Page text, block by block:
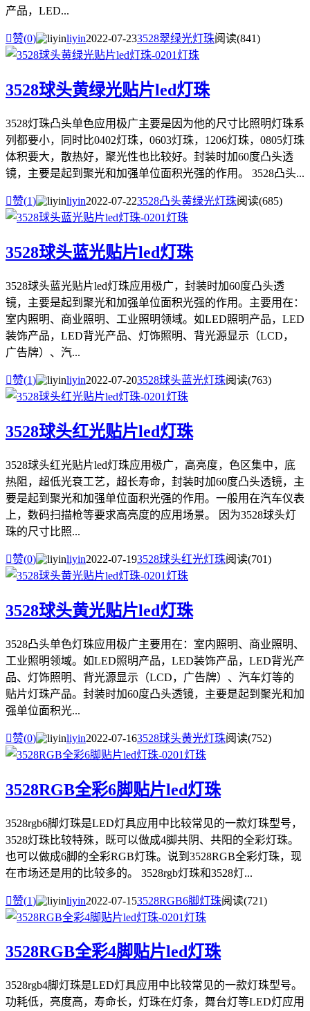
产品，LED...
赞(0) liyin2022-07-233528翠绿光灯珠阅读(841)
3528球头黄绿光贴片led灯珠
3528灯珠凸头单色应用极广主要是因为他的尺寸比照明灯珠系
列都要小，同时比0402灯珠，0603灯珠，1206灯珠，0805灯珠
体积要大，散热好，聚光性也比较好。封装时加60度凸头透
镜，主要是起到聚光和加强单位面积光强的作用。 3528凸头...
赞(1) liyin2022-07-223528凸头黄绿光灯珠阅读(685)
3528球头蓝光贴片led灯珠
3528球头蓝光贴片led灯珠应用极广，封装时加60度凸头透
镜，主要是起到聚光和加强单位面积光强的作用。主要用在：
室内照明、商业照明、工业照明领域。如LED照明产品，LED
装饰产品，LED背光产品、灯饰照明、背光源显示（LCD，
广告牌）、汽...
赞(1) liyin2022-07-203528球头蓝光灯珠阅读(763)
3528球头红光贴片led灯珠
3528球头红光贴片led灯珠应用极广，高亮度，色区集中，底
热阻，超低光衰工艺，超长寿命，封装时加60度凸头透镜，主
要是起到聚光和加强单位面积光强的作用。一般用在汽车仪表
上，数码扫描枪等要求高亮度的应用场景。 因为3528球头灯
珠的尺寸比照...
赞(0) liyin2022-07-193528球头红光灯珠阅读(701)
3528球头黄光贴片led灯珠
3528凸头单色灯珠应用极广主要用在：室内照明、商业照明、
工业照明领域。如LED照明产品，LED装饰产品，LED背光产
品、灯饰照明、背光源显示（LCD，广告牌）、汽车灯等的
贴片灯珠产品。封装时加60度凸头透镜，主要是起到聚光和加
强单位面积光...
赞(0) liyin2022-07-163528球头黄光灯珠阅读(752)
3528RGB全彩6脚贴片led灯珠
3528rgb6脚灯珠是LED灯具应用中比较常见的一款灯珠型号，
3528灯珠比较特殊，既可以做成4脚共阴、共阳的全彩灯珠。
也可以做成6脚的全彩RGB灯珠。说到3528RGB全彩灯珠，现
在市场还是用的比较多的。 3528rgb灯珠和3528灯...
赞(1) liyin2022-07-153528RGB6脚灯珠阅读(721)
3528RGB全彩4脚贴片led灯珠
3528rgb4脚灯珠是LED灯具应用中比较常见的一款灯珠型号。
功耗低，亮度高，寿命长，灯珠在灯条，舞台灯等LED灯应用